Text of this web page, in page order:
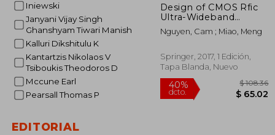
Iniewski
Janyani Vijay Singh
Ghanshyam Tiwari Manish
Kalluri Dikshitulu K
Kantartzis Nikolaos V
Tsiboukis Theodoros D
Mccune Earl
Pearsall Thomas P
EDITORIAL
Design of CMOS Rfic
Ultra-Wideband
Impulse Transmitters
and Receivers (en
Nguyen, Cam ; Miao, Meng
Springer, 2017, 1 Edición,
Tapa Blanda, Nuevo